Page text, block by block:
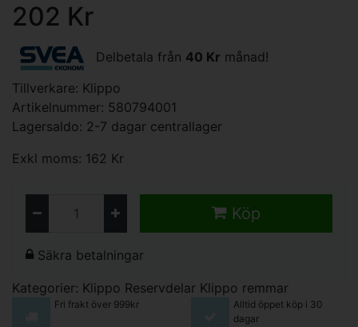
202 Kr
Delbetala från 40 Kr månad!
Tillverkare: Klippo
Artikelnummer: 580794001
Lagersaldo: 2-7 dagar centrallager
Exkl moms: 162 Kr
Köp
Säkra betalningar
Kategorier: Klippo Reservdelar Klippo remmar
Fri frakt över 999kr
Alltid öppet köp i 30
dagar